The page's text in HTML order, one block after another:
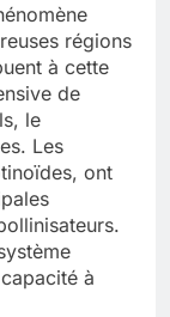
régions
à cette
de
le
Les
ont
à